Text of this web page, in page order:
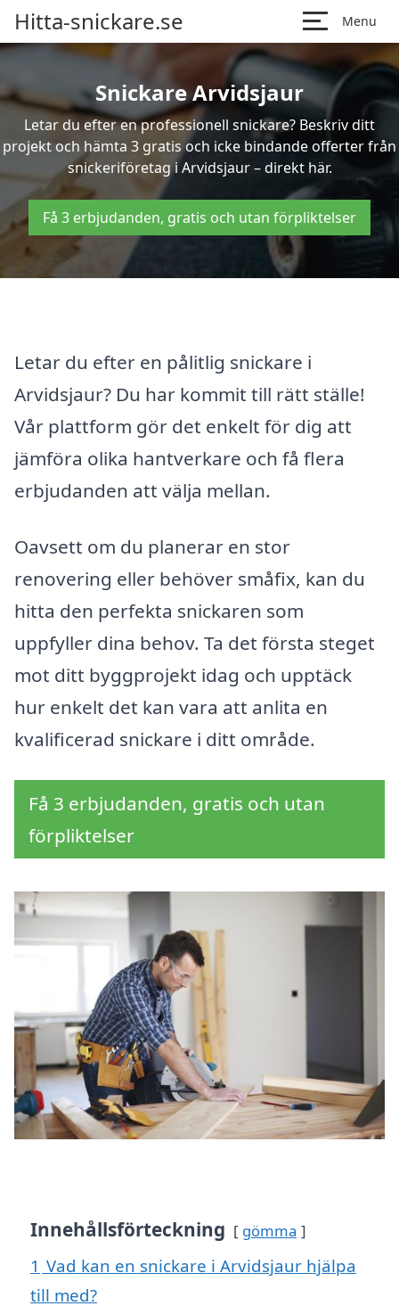
Hitta-snickare.se Menu
Snickare Arvidsjaur
Letar du efter en professionell snickare? Beskriv ditt
projekt och hämta 3 gratis och icke bindande offerter från
snickeriföretag i Arvidsjaur – direkt här.
Få 3 erbjudanden, gratis och utan förpliktelser
Letar du efter en pålitlig snickare i
Arvidsjaur? Du har kommit till rätt ställe!
Vår plattform gör det enkelt för dig att
jämföra olika hantverkare och få flera
erbjudanden att välja mellan.
Oavsett om du planerar en stor
renovering eller behöver småfix, kan du
hitta den perfekta snickaren som
uppfyller dina behov. Ta det första steget
mot ditt byggprojekt idag och upptäck
hur enkelt det kan vara att anlita en
kvalificerad snickare i ditt område.
Få 3 erbjudanden, gratis och utan
förpliktelser
Innehållsförteckning gömma
1 Vad kan en snickare i Arvidsjaur hjälpa
till med?